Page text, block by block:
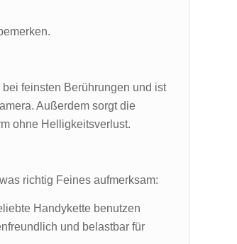
feinsten Berührungen und ist
Außerdem sorgt die
ohne Helligkeitsverlust.
richtig Feines aufmerksam:
Handykette benutzen
und belastbar für